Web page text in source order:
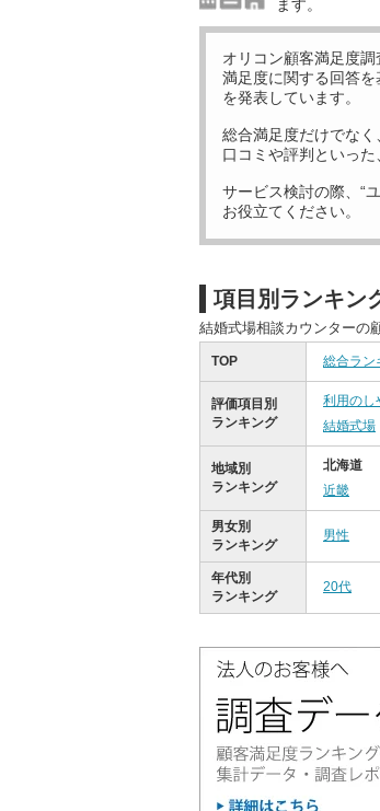
ます。
オリコン顧客満足度
満足度に関する回答
を発表しています。
総合満足度だけでな
口コミや評判といった
サービス検討の際、“
お役立てください。
項目別ランキン
結婚式場相談カウンターの
TOP 総合ラン
評価項目別
ランキング
利用のし
結婚式場
地域別
ランキング
北海道
近畿
男女別
ランキング
男性
年代別
ランキング
20代